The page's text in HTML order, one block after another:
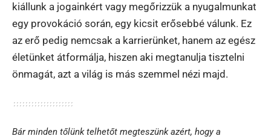
kiállunk a jogainkért vagy megőrizzük a nyugalmunkat
egy provokáció során, egy kicsit erősebbé válunk. Ez
az erő pedig nemcsak a karrierünket, hanem az egész
életünket átformálja, hiszen aki megtanulja tisztelni
önmagát, azt a világ is más szemmel nézi majd.
Bár minden tőlünk telhetőt megteszünk azért, hogy a